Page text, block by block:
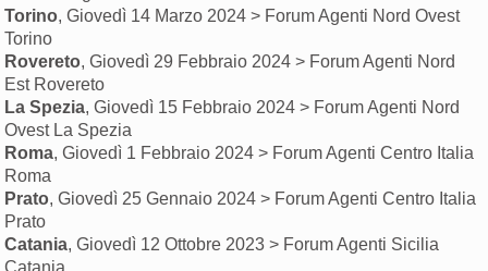
Torino, Giovedì 14 Marzo 2024 > Forum Agenti Nord Ovest
Torino
Rovereto, Giovedì 29 Febbraio 2024 > Forum Agenti Nord
Est Rovereto
La Spezia, Giovedì 15 Febbraio 2024 > Forum Agenti Nord
Ovest La Spezia
Roma, Giovedì 1 Febbraio 2024 > Forum Agenti Centro Italia
Roma
Prato, Giovedì 25 Gennaio 2024 > Forum Agenti Centro Italia
Prato
Catania, Giovedì 12 Ottobre 2023 > Forum Agenti Sicilia
Catania